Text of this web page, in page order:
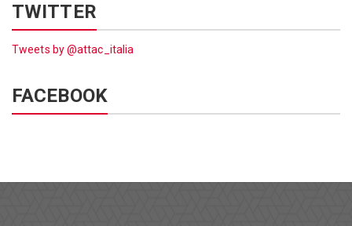
TWITTER
Tweets by @attac_italia
FACEBOOK